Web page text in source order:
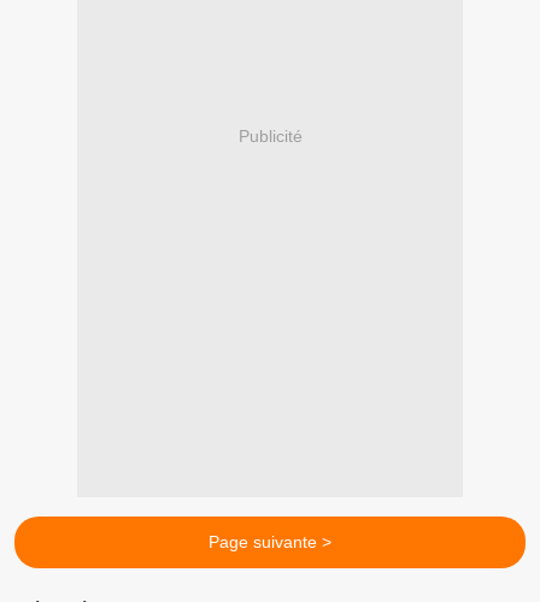
Publicité
Page suivante >